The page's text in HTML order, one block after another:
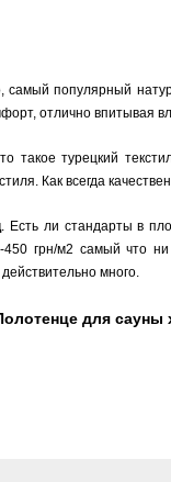
самый популярный
отлично впитывая
такое турецкий
Как всегда
. Есть ли стандарты в
грн/м2 самый что
много.
для